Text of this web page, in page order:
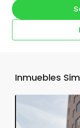
Inmuebles